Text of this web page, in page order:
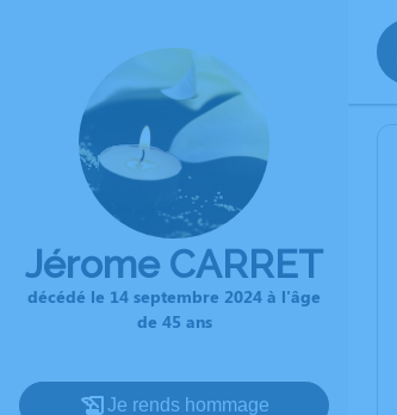
Jérome CARRET
décédé le 14 septembre 2024 à l'âge
de 45 ans
Je rends hommage